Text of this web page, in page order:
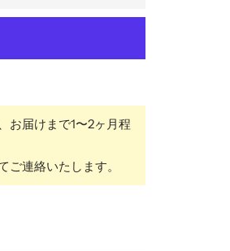
お届けまで1〜2ヶ月程
ご連絡いたします。